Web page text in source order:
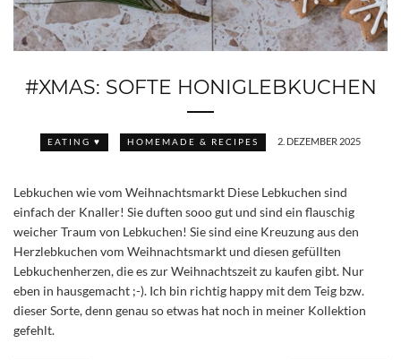
#XMAS: SOFTE HONIGLEBKUCHEN
EATING ♥ HOMEMADE & RECIPES 2. DEZEMBER 2025
Lebkuchen wie vom Weihnachtsmarkt Diese Lebkuchen sind
einfach der Knaller! Sie duften sooo gut und sind ein flauschig
weicher Traum von Lebkuchen! Sie sind eine Kreuzung aus den
Herzlebkuchen vom Weihnachtsmarkt und diesen gefüllten
Lebkuchenherzen, die es zur Weihnachtszeit zu kaufen gibt. Nur
eben in hausgemacht ;-). Ich bin richtig happy mit dem Teig bzw.
dieser Sorte, denn genau so etwas hat noch in meiner Kollektion
gefehlt.